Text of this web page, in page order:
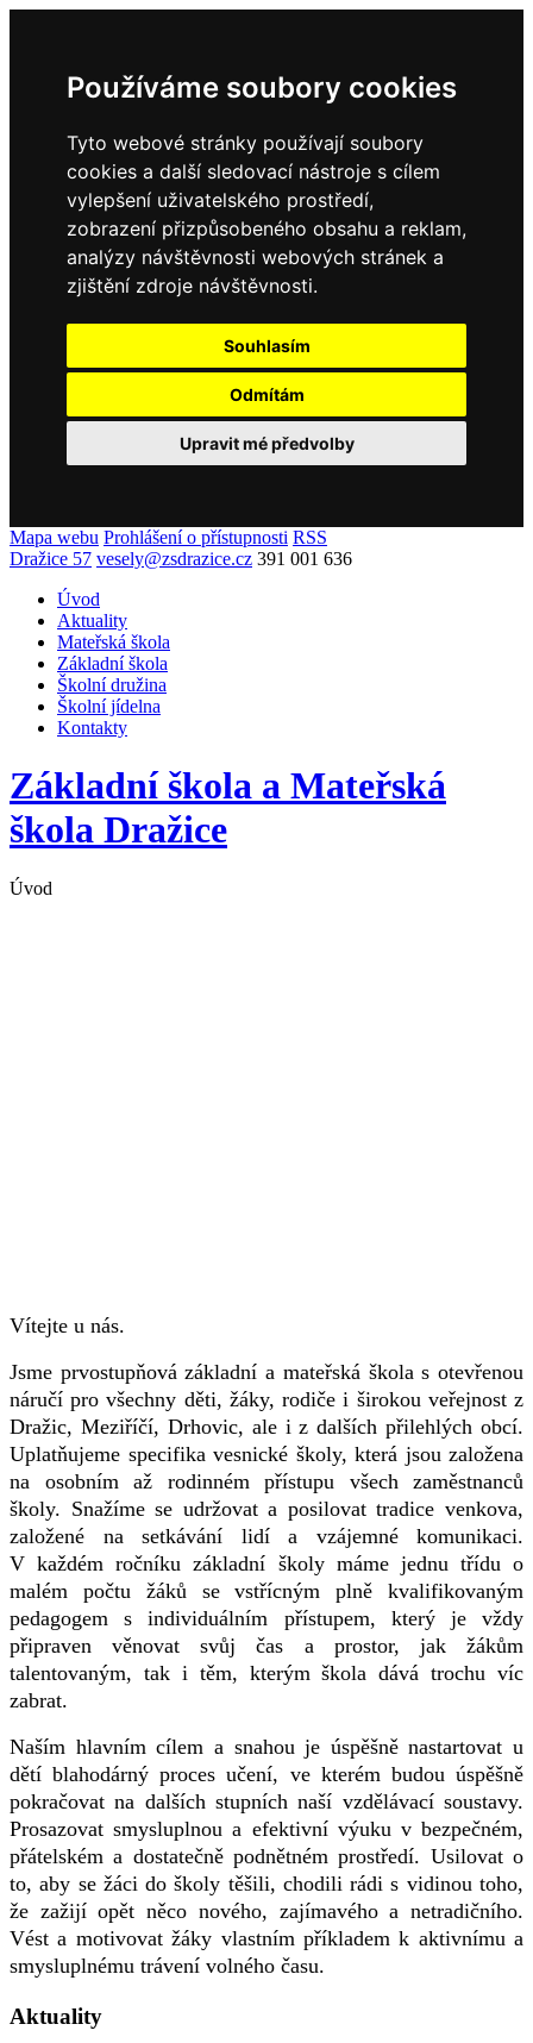
Používáme soubory cookies
Tyto webové stránky používají soubory
cookies a další sledovací nástroje s cílem
vylepšení uživatelského prostředí,
zobrazení přizpůsobeného obsahu a reklam,
analýzy návštěvnosti webových stránek a
zjištění zdroje návštěvnosti.
Souhlasím
Odmítám
Upravit mé předvolby
Mapa webu Prohlášení o přístupnosti RSS
Dražice 57 vesely@zsdrazice.cz 391 001 636
Úvod
Aktuality
Mateřská škola
Základní škola
Školní družina
Školní jídelna
Kontakty
Základní škola a Mateřská
škola Dražice
Úvod
Vítejte u nás.
Jsme prvostupňová základní a mateřská škola s otevřenou
náručí pro všechny děti, žáky, rodiče i širokou veřejnost z
Dražic, Meziříčí, Drhovic, ale i z dalších přilehlých obcí.
Uplatňujeme specifika vesnické školy, která jsou založena
na osobním až rodinném přístupu všech zaměstnanců
školy. Snažíme se udržovat a posilovat tradice venkova,
založené na setkávání lidí a vzájemné komunikaci.
V každém ročníku základní školy máme jednu třídu o
malém počtu žáků se vstřícným plně kvalifikovaným
pedagogem s individuálním přístupem, který je vždy
připraven věnovat svůj čas a prostor, jak žákům
talentovaným, tak i těm, kterým škola dává trochu víc
zabrat.
Naším hlavním cílem a snahou je úspěšně nastartovat u
dětí blahodárný proces učení, ve kterém budou úspěšně
pokračovat na dalších stupních naší vzdělávací soustavy.
Prosazovat smysluplnou a efektivní výuku v bezpečném,
přátelském a dostatečně podnětném prostředí. Usilovat o
to, aby se žáci do školy těšili, chodili rádi s vidinou toho,
že zažijí opět něco nového, zajímavého a netradičního.
Vést a motivovat žáky vlastním příkladem k aktivnímu a
smysluplnému trávení volného času.
Aktuality